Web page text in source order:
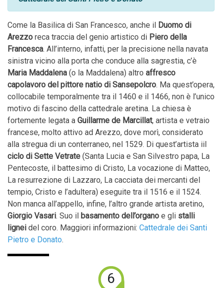
Come la Basilica di San Francesco, anche il Duomo di
Arezzo reca traccia del genio artistico di Piero della
Francesca. All’interno, infatti, per la precisione nella navata
sinistra vicino alla porta che conduce alla sagrestia, c’è
Maria Maddalena (o la Maddalena) altro affresco
capolavoro del pittore natio di Sansepolcro. Ma quest’opera,
collocabile temporalmente tra il 1460 e il 1466, non è l’unico
motivo di fascino della cattedrale aretina. La chiesa è
fortemente legata a Guillarme de Marcillat, artista e vetraio
francese, molto attivo ad Arezzo, dove morì, considerato
alla stregua di un conterraneo, nel 1529. Di quest’artista iil
ciclo di Sette Vetrate (Santa Lucia e San Silvestro papa, La
Pentecoste, il battesimo di Cristo, La vocazione di Matteo,
La resurrezione di Lazzaro, La cacciata dei mercanti del
tempio, Cristo e l’adultera) eseguite tra il 1516 e il 1524.
Non manca all’appello, infine, l’altro grande artista aretino,
Giorgio Vasari. Suo il basamento dell’organo e gli stalli
lignei del coro. Maggiori informazioni: Cattedrale dei Santi
Pietro e Donato.
6